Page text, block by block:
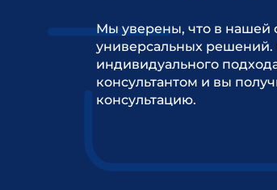
Мы уверены, что в нашей
универсальных решений.
индивидуального
консультантом и вы
консультацию.